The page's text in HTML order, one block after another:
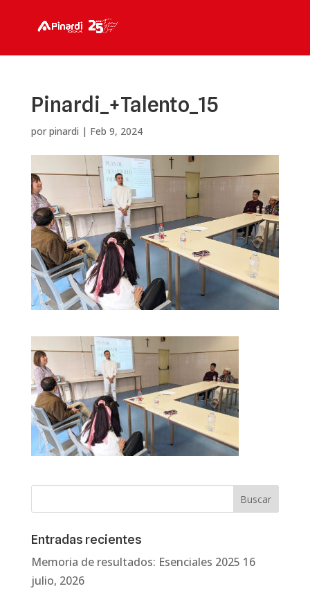
Pinardi_+Talento_15
por pinardi | Feb 9, 2024
Entradas recientes
Memoria de resultados: Esenciales 2025 16
julio, 2026